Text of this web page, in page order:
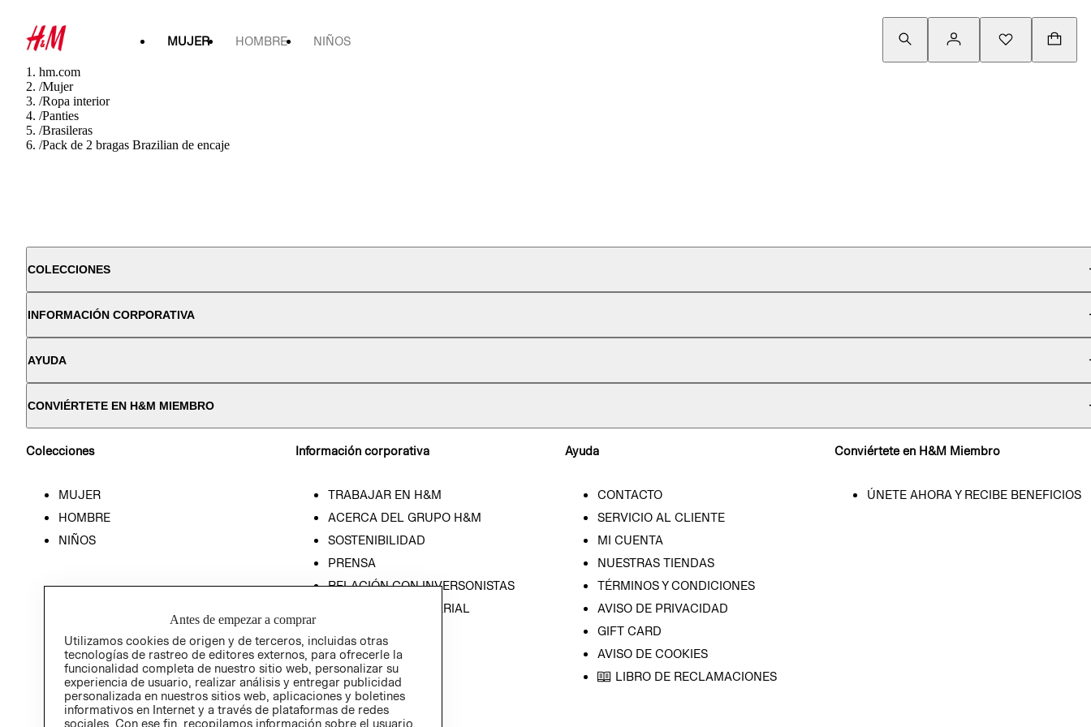
MUJER HOMBRE NIÑOS
hm.com
/Mujer
/Ropa interior
/Panties
/Brasileras
/Pack de 2 bragas Brazilian de encaje
COLECCIONES
INFORMACIÓN CORPORATIVA
AYUDA
CONVIÉRTETE EN H&M MIEMBRO
Colecciones
MUJER
HOMBRE
NIÑOS
Información corporativa
TRABAJAR EN H&M
ACERCA DEL GRUPO H&M
SOSTENIBILIDAD
PRENSA
RELACIÓN CON INVERSONISTAS
POLÍTICA EMPRESARIAL
Ayuda
CONTACTO
SERVICIO AL CLIENTE
MI CUENTA
NUESTRAS TIENDAS
TÉRMINOS Y CONDICIONES
AVISO DE PRIVACIDAD
GIFT CARD
AVISO DE COOKIES
LIBRO DE RECLAMACIONES
Conviértete en H&M Miembro
ÚNETE AHORA Y RECIBE BENEFICIOS
Antes de empezar a comprar
Utilizamos cookies de origen y de terceros, incluidas otras
tecnologías de rastreo de editores externos, para ofrecerle la
funcionalidad completa de nuestro sitio web, personalizar su
experiencia de usuario, realizar análisis y entregar publicidad
personalizada en nuestros sitios web, aplicaciones y boletines
informativos en Internet y a través de plataformas de redes
sociales. Con ese fin, recopilamos información sobre el usuario,